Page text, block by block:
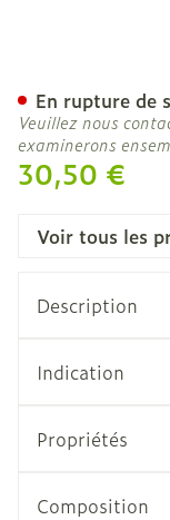
30,50 €
En rupture de
Veuillez nous
examinerons
Voir tous les
Description
Indication
Propriétés
Composition